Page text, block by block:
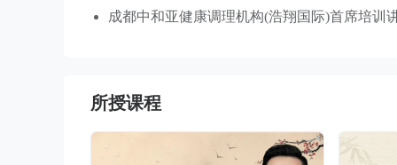
成都中和亚健康调理机构(浩翔国际)首席培训
所授课程